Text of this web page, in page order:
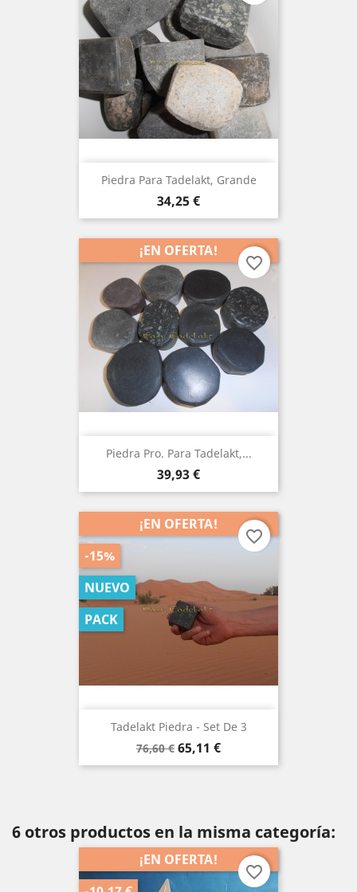
Piedra Para Tadelakt, Grande
Precio
34,25 €
Piedra Pro. Para Tadelakt,...
Precio
39,93 €
¡EN OFERTA!
favorite_border
Tadelakt Piedra - Set De 3
Precio
base
76,60 € Precio
65,11 €
¡EN OFERTA!
-15%
NUEVO
PACK
favorite_border
6 otros productos en la misma categoría:
¡EN OFERTA!
favorite_border